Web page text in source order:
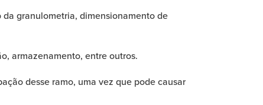
granulometria, dimensionamento de
armazenamento, entre outros.
desse ramo, uma vez que pode causar